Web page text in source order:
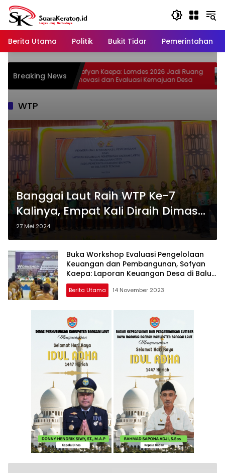
Langsung
konten
Berita Utama
Politik Bukit Tidar Pemerintahan
Breaking NewsSofyan Kaepa: Lomdes 2026 Jadi Ruang
Inovasi dan Evaluasi Kemajuan Desa
WTP
Banggai Laut Raih WTP Ke-7
Kalinya, Empat Kali Diraih Dimasa
Pemerintahan Sofyan Kaepa dan
Ablit H Ilyas
27 Mei 2024
Buka Workshop Evaluasi Pengelolaan
Keuangan dan Pembangunan, Sofyan
Kaepa: Laporan Keuangan Desa di Balut
Terbaik Ke Dua
Berita Utama 14 November 2023